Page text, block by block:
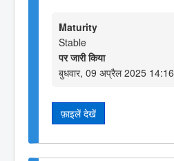
Maturity
Stable
पर जारी किया
बुधवार, 09 अप्रैल 2025 14:16
फ़ाइलें देखें